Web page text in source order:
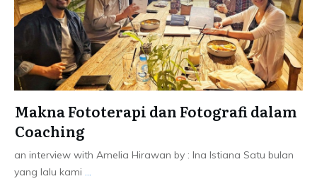
Makna Fototerapi dan Fotografi dalam
Coaching
an interview with Amelia Hirawan by : Ina Istiana Satu bulan
yang lalu kami ...